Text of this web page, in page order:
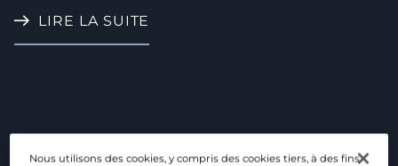
LIRE LA SUITE
Nous utilisons des cookies, y compris des cookies tiers, à des fins